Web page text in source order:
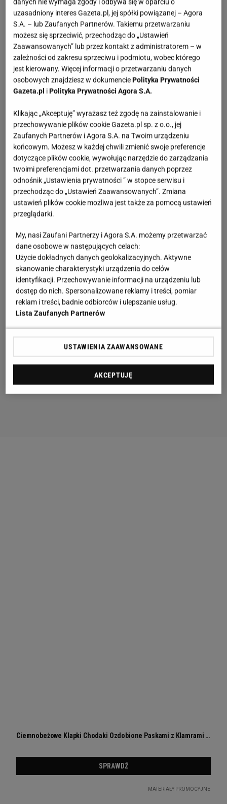
wygodnych klapek, które doskonale wpisują się w
najgorętsze trendy, to lepiej trafić nie mogłaś!
Chodaki, które udało mi się znaleźć za jedyne 49
złotych w Renee do złudzenia przypominają mule
(klapki z zakrytymi palcami) od marki Birkenstock,
których ceny najczęściej sięgają nawet 600 zł.
danych nie wymaga zgody i odbywa się w oparciu o
uzasadniony interes Gazeta.pl, jej spółki powiązanej – Agora
S.A. – lub Zaufanych Partnerów. Takiemu przetwarzaniu
możesz się sprzeciwić, przechodząc do „Ustawień
Zaawansowanych” lub przez kontakt z administratorem – w
zależności od zakresu sprzeciwu i podmiotu, wobec którego
jest kierowany. Więcej informacji o przetwarzaniu danych
osobowych znajdziesz w dokumencie Polityka Prywatności
Gazeta.pl i Polityka Prywatności Agora S.A.
Klikając „Akceptuję” wyrażasz też zgodę na zainstalowanie i
przechowywanie plików cookie Gazeta.pl sp. z o.o., jej
Zaufanych Partnerów i Agora S.A. na Twoim urządzeniu
końcowym. Możesz w każdej chwili zmienić swoje preferencje
dotyczące plików cookie, wywołując narzędzie do zarządzania
twoimi preferencjami dot. przetwarzania danych poprzez
odnośnik „Ustawienia prywatności ” w stopce serwisu i
przechodząc do „Ustawień Zaawansowanych”. Zmiana
ustawień plików cookie możliwa jest także za pomocą ustawień
przeglądarki.
My, nasi Zaufani Partnerzy i Agora S.A. możemy przetwarzać
dane osobowe w następujących celach:
Użycie dokładnych danych geolokalizacyjnych. Aktywne
skanowanie charakterystyki urządzenia do celów
identyfikacji. Przechowywanie informacji na urządzeniu lub
dostęp do nich. Spersonalizowane reklamy i treści, pomiar
reklam i treści, badnie odbiorców i ulepszanie usług.
Lista Zaufanych Partnerów
USTAWIENIA ZAAWANSOWANE
AKCEPTUJĘ